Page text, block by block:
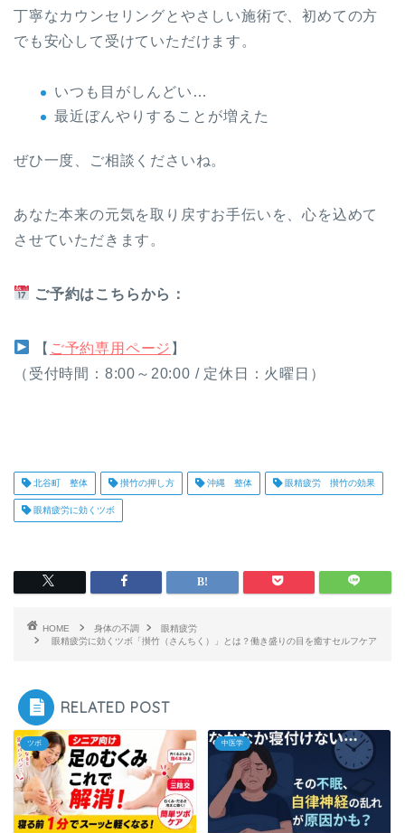
丁寧なカウンセリングとやさしい施術で、初めての方
でも安心して受けていただけます。
いつも目がしんどい…
最近ぼんやりすることが増えた
ぜひ一度、ご相談くださいね。
あなた本来の元気を取り戻すお手伝いを、心を込めて
させていただきます。
ご予約はこちらから：
【 ご予約専用ページ 】
（受付時間：8:00～20:00 / 定休日：火曜日）
北谷町 整体 攅竹の押し方 沖縄 整体 眼精疲労 攅竹の効果
眼精疲労に効くツボ
HOME 身体の不調
眼精疲労
眼精疲労に効くツボ「攅竹（さんちく）」とは？働き盛りの目を癒すセルフケア
RELATED POST
ツボ 中医学